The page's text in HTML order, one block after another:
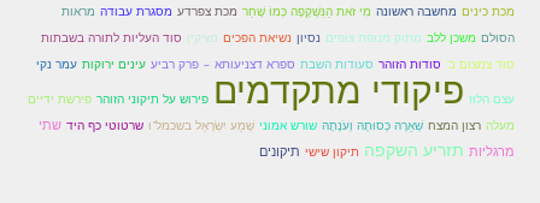
מנוע חיפוש בכתבי בעל הסולם
מכת כינים מחשבה ראשונה מִי זֹאת הַנִּשְׁקָפָה כְּמוֹ שָׁחַר מכת צפרדע מסגרת עבודה מראות
הסולם משכן ללב מתוק מנופת צופים נסיון נשיאת הפכים נשיקין סוד העליות לתורה בשבתות
סוד צמצום ב' סודות הזוהר סעודות השבת ספרא דצניעותא – פרק רביע עינים ירוקות עמר נקי
עצם הלוז פיקודי מתקדמים פירוש על תיקוני הזוהר פירשת ידיים
מעלה רצון המצח שְׁאֵרָהּ כְּסוּתָהּ וְעֹנָתָהּ שורש אמוני שְׁמַע יִשְׂרָאֵל בשכמל"ו שרטוטי כף היד שתי
מרגליות תזריע השקפה תיקון שישי תיקונים